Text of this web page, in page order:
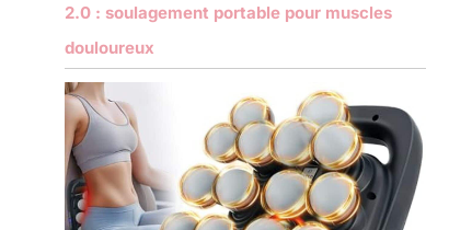
2.0 : soulagement portable pour muscles
douloureux